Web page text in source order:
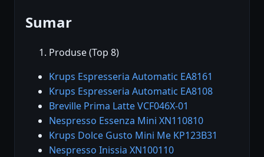
Sumar
Produse (Top 8)
Krups Espresseria Automatic EA8161
Krups Espresseria Automatic EA8108
Breville Prima Latte VCF046X-01
Nespresso Essenza Mini XN110810
Krups Dolce Gusto Mini Me KP123B31
Nespresso Inissia XN100110